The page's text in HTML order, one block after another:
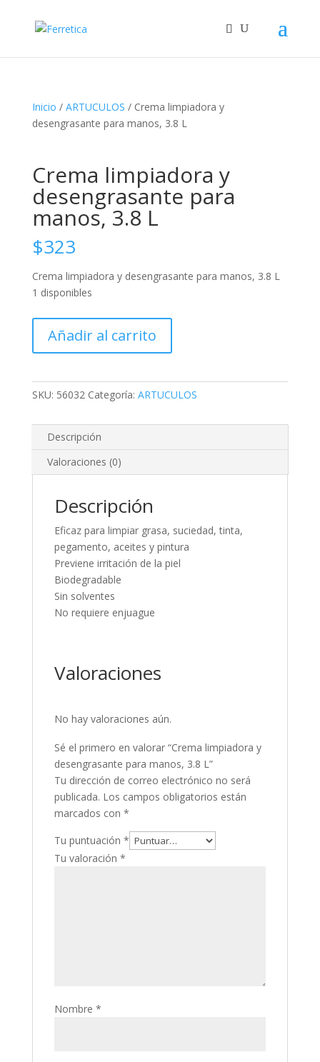
Inicio / ARTUCULOS / Crema limpiadora y
desengrasante para manos, 3.8 L
Crema limpiadora y
desengrasante para
manos, 3.8 L
$323
Crema limpiadora y desengrasante para manos, 3.8 L
1 disponibles
limpiadora
y
para
3.8
cantidad
Añadir al carrito
SKU: 56032 Categoría: ARTUCULOS
Descripción
Valoraciones (0)
Descripción
Eficaz para limpiar grasa, suciedad, tinta,
pegamento, aceites y pintura
Previene irritación de la piel
Biodegradable
Sin solventes
No requiere enjuague
Valoraciones
No hay valoraciones aún.
Sé el primero en valorar “Crema limpiadora y
desengrasante para manos, 3.8 L”
Tu dirección de correo electrónico no será
publicada. Los campos obligatorios están
marcados con *
Tu puntuación *
Tu valoración *
Nombre *